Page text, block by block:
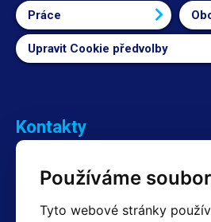
Používáme
Tyto webové stránky
Práce
Upravit Cookie předvolby
Kontakty
+420 603 357 606 +420 605